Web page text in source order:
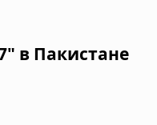
в Пакистане